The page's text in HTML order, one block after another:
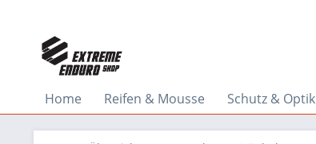
Home Reifen & Mousse Schutz & Optik